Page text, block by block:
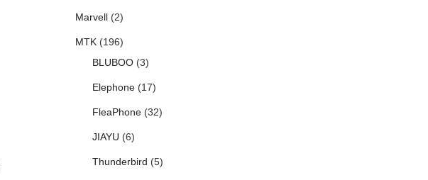
Marvell(2)
MTK(196)
BLUBOO(3)
Elephone(17)
FleaPhone(32)
JIAYU (6)
Thunderbird (5)